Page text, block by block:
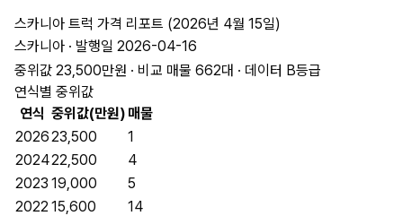
스카니아 트럭 가격 리포트 (2026년 4월 15일)
스카니아 · 발행일 2026-04-16
중위값 23,500만원 · 비교 매물 662대 · 데이터 B등급
연식별 중위값
연식 중위값(만원) 매물
202623,500
1
202422,500
4
2023 19,000
5
2022 15,600
14